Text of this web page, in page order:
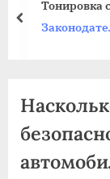
Тонировка
пред